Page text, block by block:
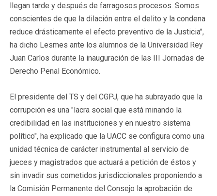
llegan tarde y después de farragosos procesos. Somos
conscientes de que la dilación entre el delito y la condena
reduce drásticamente el efecto preventivo de la Justicia",
ha dicho Lesmes ante los alumnos de la Universidad Rey
Juan Carlos durante la inauguración de las III Jornadas de
Derecho Penal Económico.
El presidente del TS y del CGPJ, que ha subrayado que la
corrupción es una "lacra social que está minando la
credibilidad en las instituciones y en nuestro sistema
político", ha explicado que la UACC se configura como una
unidad técnica de carácter instrumental al servicio de
jueces y magistrados que actuará a petición de éstos y
sin invadir sus cometidos jurisdiccionales proponiendo a
la Comisión Permanente del Consejo la aprobación de